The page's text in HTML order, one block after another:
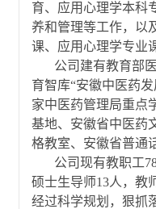
育、应用心理学本科
养和管理等工作，以
课、应用心理学专业
公司建有教育部
育智库“安徽中医药
家中医药管理局重点
基地、安徽省中医药
格教室、安徽省普通
公司现有教职工
硕士生导师13人，教
经过科学规划，狠抓